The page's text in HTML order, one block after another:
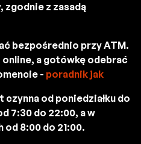
zgodnie z zasadą
bezpośrednio przy ATM.
a gotówkę odebrać
- poradnik jak
czynna od poniedziałku do
7:30 do 22:00, a w
od 8:00 do 21:00.